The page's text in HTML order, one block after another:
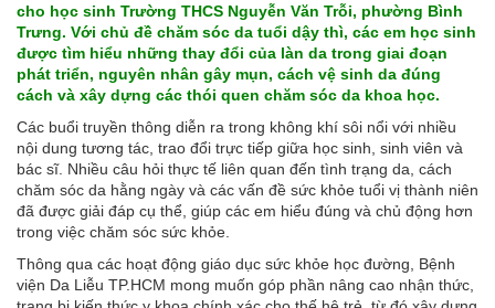
cho học sinh Trường THCS Nguyễn Văn Trỗi, phường Bình
Trưng. Với chủ đề chăm sóc da tuổi dậy thì, các em học sinh
được tìm hiểu những thay đổi của làn da trong giai đoạn
phát triển, nguyên nhân gây mụn, cách vệ sinh da đúng
cách và xây dựng các thói quen chăm sóc da khoa học.
Các buổi truyền thông diễn ra trong không khí sôi nổi với nhiều
nội dung tương tác, trao đổi trực tiếp giữa học sinh, sinh viên và
bác sĩ. Nhiều câu hỏi thực tế liên quan đến tình trạng da, cách
chăm sóc da hằng ngày và các vấn đề sức khỏe tuổi vị thành niên
đã được giải đáp cụ thể, giúp các em hiểu đúng và chủ động hơn
trong việc chăm sóc sức khỏe.
Thông qua các hoạt động giáo dục sức khỏe học đường, Bệnh
viện Da Liễu TP.HCM mong muốn góp phần nâng cao nhận thức,